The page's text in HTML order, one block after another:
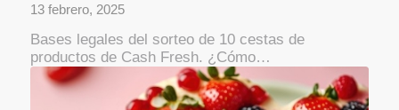
13 febrero, 2025
Bases legales del sorteo de 10 cestas de
productos de Cash Fresh. ¿Cómo…